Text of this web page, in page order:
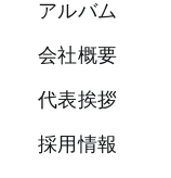
アルバム
会社概要
代表挨拶
採用情報